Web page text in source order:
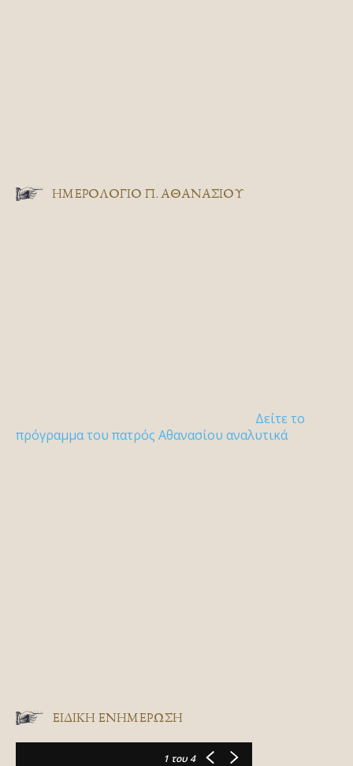
ΗΜΕΡΟΛΟΓΙΟ Π. ΑΘΑΝΑΣΙΟΥ
Δείτε το
πρόγραμμα του πατρός Αθανασίου αναλυτικά
ΕΙΔΙΚΉ ΕΝΗΜΈΡΩΣΗ
1 του 4